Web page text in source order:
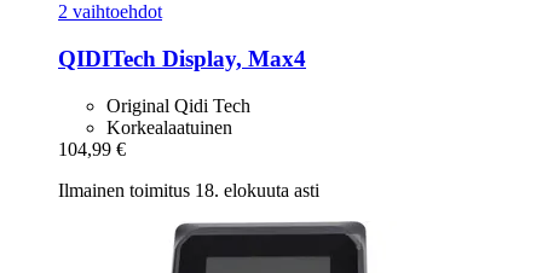
2 vaihtoehdot
QIDITech Display, Max4
Original Qidi Tech
Korkealaatuinen
104,99 €
Ilmainen toimitus 18. elokuuta asti